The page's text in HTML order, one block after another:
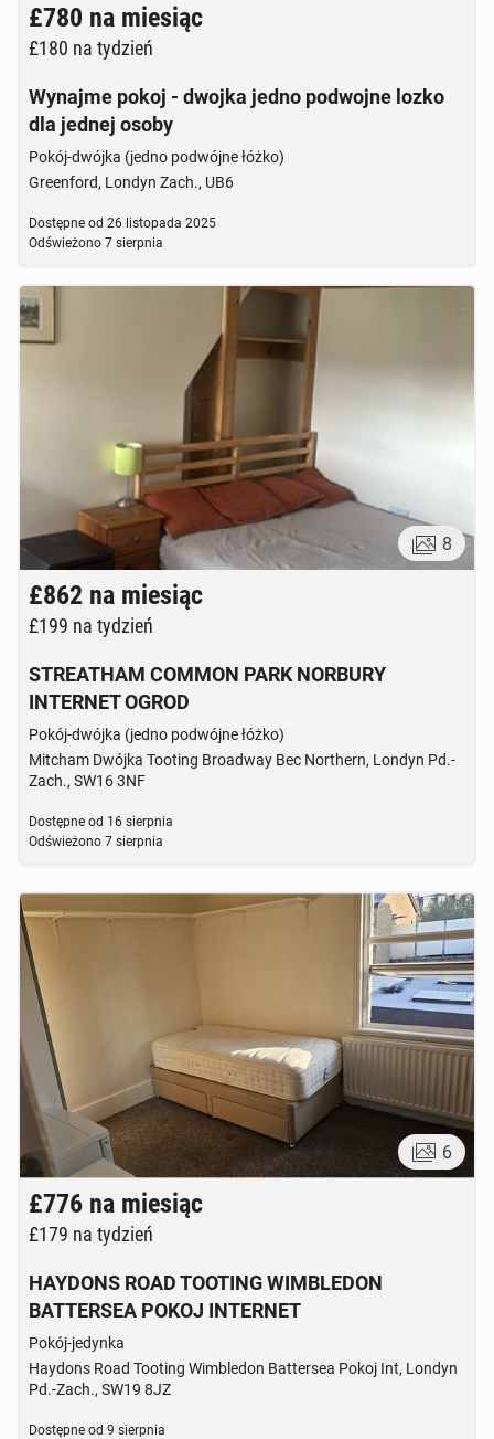
£780 na miesiąc
£180 na tydzień
Wynajme pokoj - dwojka jedno podwojne lozko
dla jednej osoby
Pokój-dwójka (jedno podwójne łóżko)
Greenford, Londyn Zach., UB6
Dostępne od 26 listopada 2025
Odświeżono 7 sierpnia
8
£862 na miesiąc
£199 na tydzień
STREATHAM COMMON PARK NORBURY
INTERNET OGROD
Pokój-dwójka (jedno podwójne łóżko)
Mitcham Dwójka Tooting Broadway Bec Northern, Londyn Pd.-
Zach., SW16 3NF
Dostępne od 16 sierpnia
Odświeżono 7 sierpnia
6
£776 na miesiąc
£179 na tydzień
HAYDONS ROAD TOOTING WIMBLEDON
BATTERSEA POKOJ INTERNET
Pokój-jedynka
Haydons Road Tooting Wimbledon Battersea Pokoj Int, Londyn
Pd.-Zach., SW19 8JZ
Dostępne od 9 sierpnia